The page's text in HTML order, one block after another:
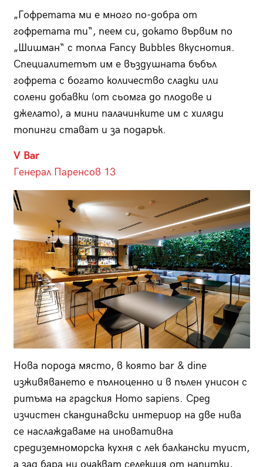
„Гофретата ми е много по-добра от
гофретата ти“, пеем си, докато вървим по
„Шишман“ с топла Fancy Bubbles вкуснотия.
Специалитетът им е въздушната бъбъл
гофрета с богато количество сладки или
солени добавки (от сьомга до плодове и
джелато), а мини палачинките им с хиляди
топинги стават и за подарък.
V Bar
Генерал Паренсов 13
Нова порода място, в която bar & dine
изживяването е пълноценно и в пълен унисон с
ритъма на градския Homo sapiens. Сред
изчистен скандинавски интериор на две нива
се наслаждаваме на иновативна
средиземноморска кухня с лек балкански туист,
а зад бара ни очакват селекция от напитки,